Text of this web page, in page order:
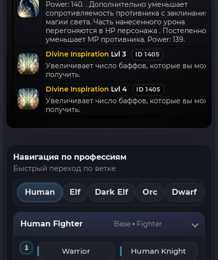
Power: 140. . Дополнительно уменьшает
сопротивляемость противника с заклинаниям
магии света. Часть нанесенного урона
перегоняются в HP персонажа . Постепенно
уменьшает MP противника. Power: 139.
Divine Inspiration Lvl 3 ID 1405
Увеличивает число баффов, которые вы
получить.
Divine Inspiration Lvl 4 ID 1405
Увеличивает число баффов, которые вы
получить.
Навигация по профессиям
Быстрый переход по ветке
Human Elf Dark Elf Orc Dwarf
Human Fighter Base • Fighter
1 Warrior Human Knight